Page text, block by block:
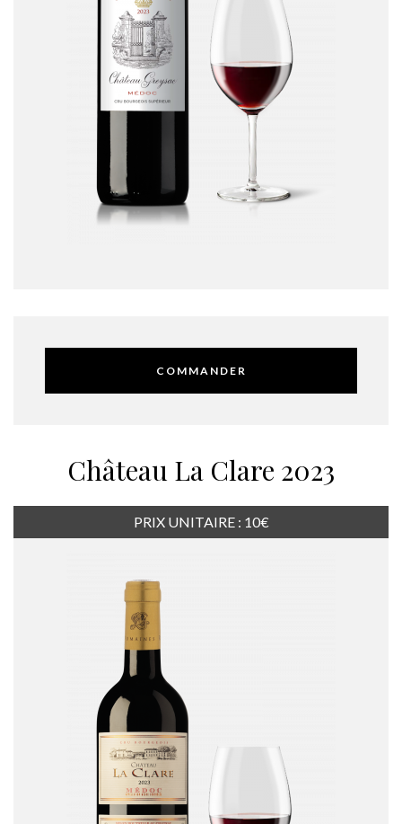
COMMANDER
Château La Clare 2023
PRIX UNITAIRE : 10€